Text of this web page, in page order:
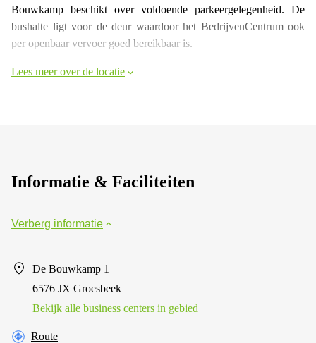
Bouwkamp beschikt over voldoende parkeergelegenheid. De
bushalte ligt voor de deur waardoor het BedrijvenCentrum ook
per openbaar vervoer goed bereikbaar is.
Lees meer over de locatie
Informatie & Faciliteiten
Verberg informatie
De Bouwkamp 1
6576 JX Groesbeek
Bekijk alle business centers in gebied
Route